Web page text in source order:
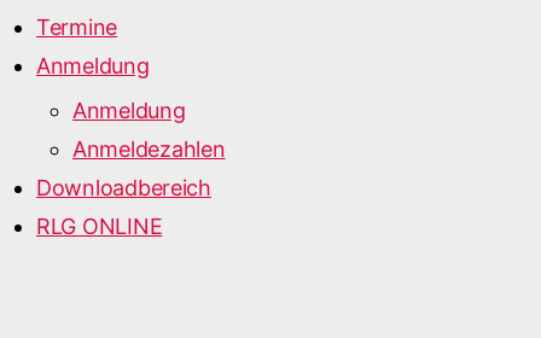
Termine
Anmeldung
Anmeldung
Anmeldezahlen
Downloadbereich
RLG ONLINE